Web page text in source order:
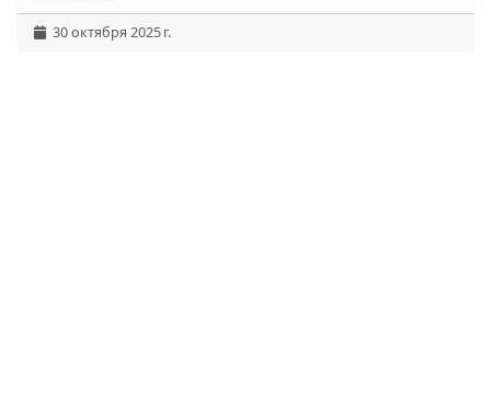
30 октября 2025 г.